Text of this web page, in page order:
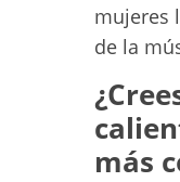
mujeres
de la
más